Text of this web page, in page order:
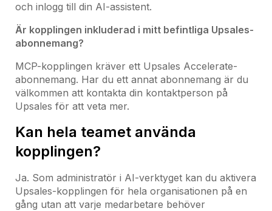
och inlogg till din AI-assistent.
Är kopplingen inkluderad i mitt befintliga Upsales-
abonnemang?
MCP-kopplingen kräver ett Upsales Accelerate-
abonnemang. Har du ett annat abonnemang är du
välkommen att kontakta din kontaktperson på
Upsales för att veta mer.
Kan hela teamet använda
kopplingen?
Ja. Som administratör i AI-verktyget kan du aktivera
Upsales-kopplingen för hela organisationen på en
gång utan att varje medarbetare behöver